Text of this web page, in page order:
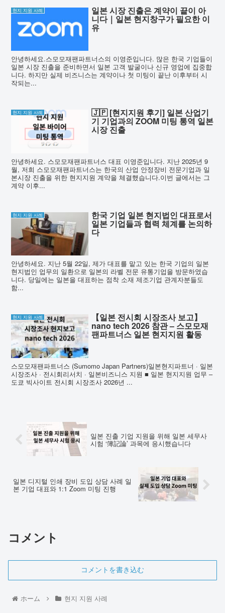
현지 지원 사례 일본 시장 진출은 계약이 끝이 아
니다｜일본 현지창구가 필요한 이
유
안녕하세요.스모모재팬파트너스의 이영준입니다. 많은 한국 기업들이
일본 시장 진출을 준비하면서 일본 고객 발굴이나 신규 영업에 집중합
니다. 하지만 실제 비즈니스는 계약이나 첫 미팅이 끝난 이후부터 시
작되는...
현지 지원 사례 🇯🇵 [현지지원 후기] 일본 산업기
기 기업과의 ZOOM 미팅 통역 일본
시장 진출
안녕하세요. 스모모재팬파트너스 대표 이영준입니다. 지난 2025년 9
월, 저희 스모모재팬파트너스는 한국의 산업 안정장비 전문기업과 일
본시장 진출을 위한 현지지원 계약을 체결했습니다.이번 글에서는 그
계약 이후...
현지 지원 사례 한국 기업 일본 현지법인 대표로서
일본 기업들과 협력 체계를 논의하
다
안녕하세요. 지난 5월 22일, 제가 대표를 맡고 있는 한국 기업의 일본
현지법인 업무의 일환으로 일본의 라벨 전문 유통기업을 방문하였습
니다. 당일에는 일본을 대표하는 점착 소재 제조기업 관계자분들도
함...
현지 지원 사례 【일본 전시회 시장조사 보고】
nano tech 2026 참관 – 스모모재
팬파트너스 일본 현지지원 활동
스모모재팬파트너스 (Sumomo Japan Partners)일본현지파트너 · 일본
시장조사 · 전시회리서치 · 일본비즈니스 지원 ■ 일본 현지지원 업무 –
도쿄 빅사이트 전시회 시장조사 2026년 ...
일본 진출 기업 지원을 위해 일본 세무사
시험 ‘簿記論’ 과목에 응시했습니다
일본 디지털 인쇄 장비 도입 상담 사례 일
본 기업 대표와 1:1 Zoom 미팅 진행
コメント
コメントを書き込む
ホーム 현지 지원 사례